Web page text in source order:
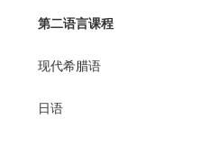
第二语言课程
现代希腊语
日语